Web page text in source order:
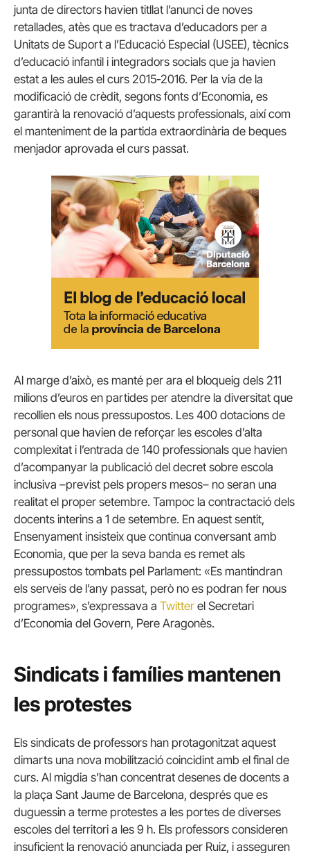
junta de directors havien titllat l’anunci de noves
retallades, atès que es tractava d’educadors per a
Unitats de Suport a l’Educació Especial (USEE), tècnics
d’educació infantil i integradors socials que ja havien
estat a les aules el curs 2015-2016. Per la via de la
modificació de crèdit, segons fonts d’Economia, es
garantirà la renovació d’aquests professionals, així com
el manteniment de la partida extraordinària de beques
menjador aprovada el curs passat.
Al marge d’això, es manté per ara el bloqueig dels 211
milions d’euros en partides per atendre la diversitat que
recollien els nous pressupostos. Les 400 dotacions de
personal que havien de reforçar les escoles d’alta
complexitat i l’entrada de 140 professionals que havien
d’acompanyar la publicació del decret sobre escola
inclusiva –previst pels propers mesos– no seran una
realitat el proper setembre. Tampoc la contractació dels
docents interins a 1 de setembre. En aquest sentit,
Ensenyament insisteix que continua conversant amb
Economia, que per la seva banda es remet als
pressupostos tombats pel Parlament: «Es mantindran
els serveis de l’any passat, però no es podran fer nous
programes», s’expressava a Twitter el Secretari
d’Economia del Govern, Pere Aragonès.
Sindicats i famílies mantenen
les protestes
Els sindicats de professors han protagonitzat aquest
dimarts una nova mobilització coincidint amb el final de
curs. Al migdia s’han concentrat desenes de docents a
la plaça Sant Jaume de Barcelona, després que es
duguessin a terme protestes a les portes de diverses
escoles del territori a les 9 h. Els professors consideren
insuficient la renovació anunciada per Ruiz, i asseguren